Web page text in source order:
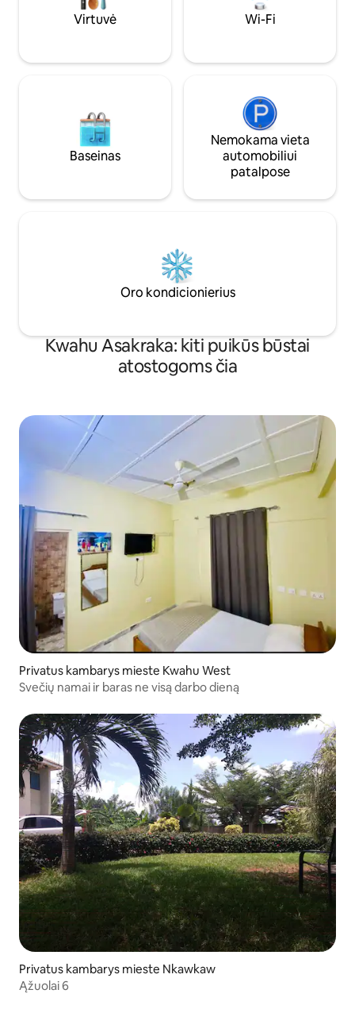
Virtuvė Wi-Fi
Baseinas
Nemokama vieta
automobiliui
patalpose
Oro kondicionierius
Kwahu Asakraka: kiti puikūs būstai
atostogoms čia
Privatus kambarys mieste Kwahu West
Svečių namai ir baras ne visą darbo dieną
Privatus kambarys mieste Nkawkaw
Ąžuolai 6